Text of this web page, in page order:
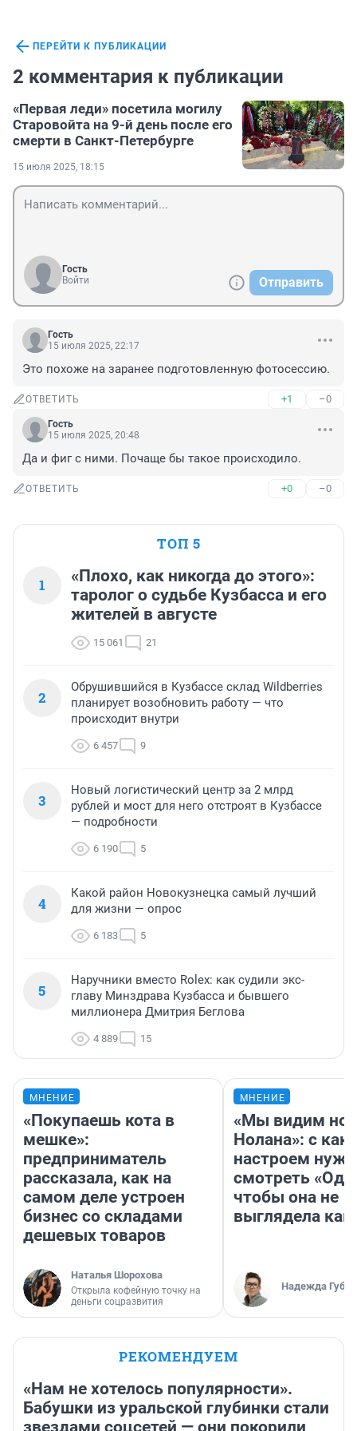
ПЕРЕЙТИ К ПУБЛИКАЦИИ
2 комментария к публикации
«Первая леди» посетила могилу
Старовойта на 9-й день после его
смерти в Санкт-Петербурге
15 июля 2025, 18:15
Гость
Войти
Отправить
Гость
15 июля 2025, 22:17
Это похоже на заранее подготовленную фотосессию.
ОТВЕТИТЬ +1 –0
Гость
15 июля 2025, 20:48
Да и фиг с ними. Почаще бы такое происходило.
ОТВЕТИТЬ +0 –0
ТОП 5
1
«Плохо, как никогда до этого»:
таролог о судьбе Кузбасса и его
жителей в августе
15 061 21
2
Обрушившийся в Кузбассе склад Wildberries
планирует возобновить работу — что
происходит внутри
6 457 9
3
Новый логистический центр за 2 млрд
рублей и мост для него отстроят в Кузбассе
— подробности
6 190 5
4
Какой район Новокузнецка самый лучший
для жизни — опрос
6 183 5
5
Наручники вместо Rolex: как судили экс-
главу Минздрава Кузбасса и бывшего
миллионера Дмитрия Беглова
4 889 15
МНЕНИЕ
«Покупаешь кота в
мешке»:
предприниматель
рассказала, как на
самом деле устроен
бизнес со складами
дешевых товаров
Наталья Шорохова
Открыла кофейную точку на
деньги соцразвития
МНЕНИЕ
«Мы видим
Нолана»: с
настроем
смотреть
чтобы она не
выглядела как
Надежда
РЕКОМЕНДУЕМ
«Нам не хотелось популярности».
Бабушки из уральской глубинки стали
звездами соцсетей — они покорили